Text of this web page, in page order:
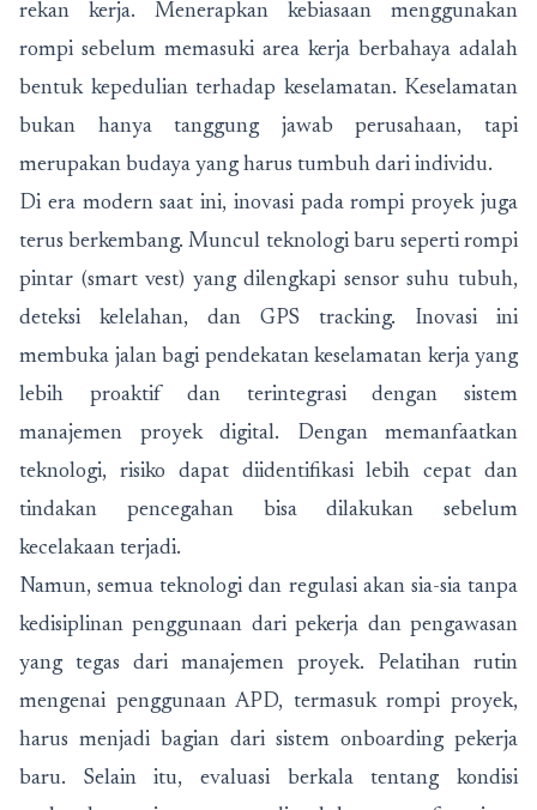
rekan kerja. Menerapkan kebiasaan menggunakan
rompi sebelum memasuki area kerja berbahaya adalah
bentuk kepedulian terhadap keselamatan. Keselamatan
bukan hanya tanggung jawab perusahaan, tapi
merupakan budaya yang harus tumbuh dari individu.
Di era modern saat ini, inovasi pada rompi proyek juga
terus berkembang. Muncul teknologi baru seperti rompi
pintar (smart vest) yang dilengkapi sensor suhu tubuh,
deteksi kelelahan, dan GPS tracking. Inovasi ini
membuka jalan bagi pendekatan keselamatan kerja yang
lebih proaktif dan terintegrasi dengan sistem
manajemen proyek digital. Dengan memanfaatkan
teknologi, risiko dapat diidentifikasi lebih cepat dan
tindakan pencegahan bisa dilakukan sebelum
kecelakaan terjadi.
Namun, semua teknologi dan regulasi akan sia-sia tanpa
kedisiplinan penggunaan dari pekerja dan pengawasan
yang tegas dari manajemen proyek. Pelatihan rutin
mengenai penggunaan APD, termasuk rompi proyek,
harus menjadi bagian dari sistem onboarding pekerja
baru. Selain itu, evaluasi berkala tentang kondisi